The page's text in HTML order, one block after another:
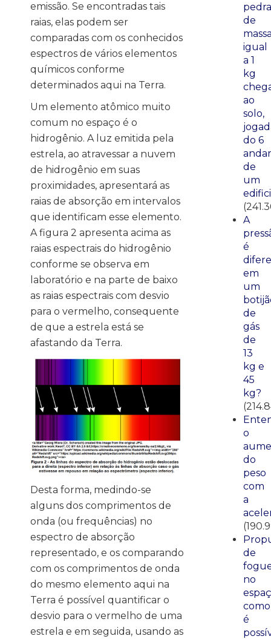
emissão. Se encontradas tais
raias, elas podem ser
comparadas com os conhecidos
espectros de vários elementos
químicos conforme
determinados aqui na Terra.
Um elemento atômico muito
comum no espaço é o
hidrogênio. A luz emitida pela
estrela, ao atravessar a nuvem
de hidrogênio em suas
proximidades, apresentará as
raias de absorção em intervalos
que identificam esse elemento.
A figura 2 apresenta acima as
raias espectrais do hidrogênio
conforme se observa em
laboratório e na parte de baixo
as raias espectrais com desvio
para o vermelho, consequente
de que a estrela está se
afastando da Terra.
Desta forma, medindo-se
alguns dos comprimentos de
onda (ou frequências) no
espectro de absorção
representado, e os comparando
com os comprimentos de onda
do mesmo elemento aqui na
Terra é possível quantificar o
desvio para o vermelho de uma
estrela e em seguida, usando as
pedra
de
igual
a 1
kg
ao
solo,
do 6
andar
de
um
A
é
em
um
de
gás
de
13
kg e
45
kg?
o
do
peso
com
a
de
no
como
é